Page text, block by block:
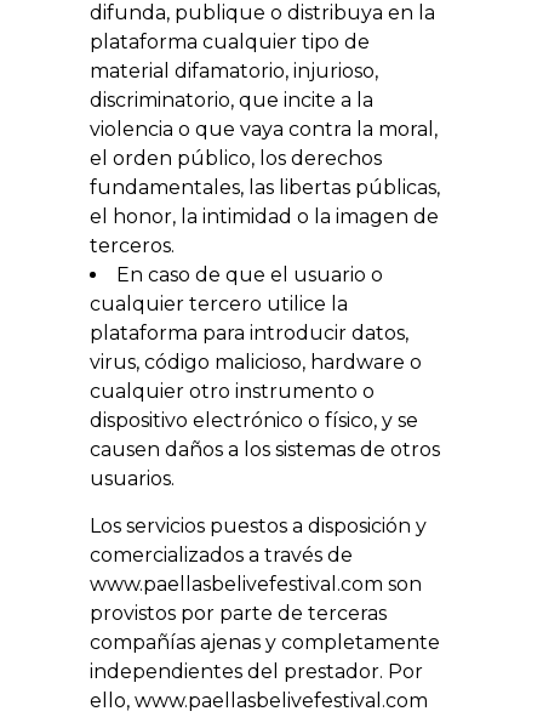
difunda, publique o distribuya en la
plataforma cualquier tipo de
material difamatorio, injurioso,
discriminatorio, que incite a la
violencia o que vaya contra la moral,
el orden público, los derechos
fundamentales, las libertas públicas,
el honor, la intimidad o la imagen de
terceros.
En caso de que el usuario o
cualquier tercero utilice la
plataforma para introducir datos,
virus, código malicioso, hardware o
cualquier otro instrumento o
dispositivo electrónico o físico, y se
causen daños a los sistemas de otros
usuarios.
Los servicios puestos a disposición y
comercializados a través de
www.paellasbelivefestival.com son
provistos por parte de terceras
compañías ajenas y completamente
independientes del prestador. Por
ello, www.paellasbelivefestival.com